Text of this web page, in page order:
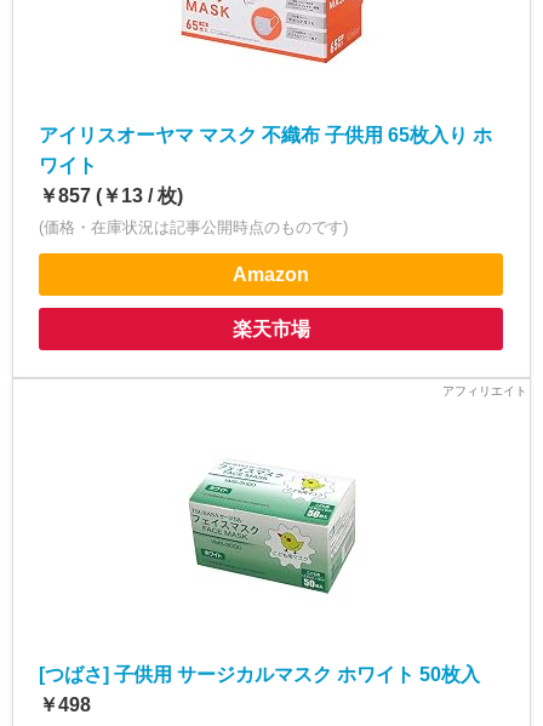
アイリスオーヤマ マスク 不織布 子供用 65枚入り ホ
ワイト
￥857 (￥13 / 枚)
(価格・在庫状況は記事公開時点のものです)
Amazon
楽天市場
[つばさ] 子供用 サージカルマスク ホワイト 50枚入
￥498